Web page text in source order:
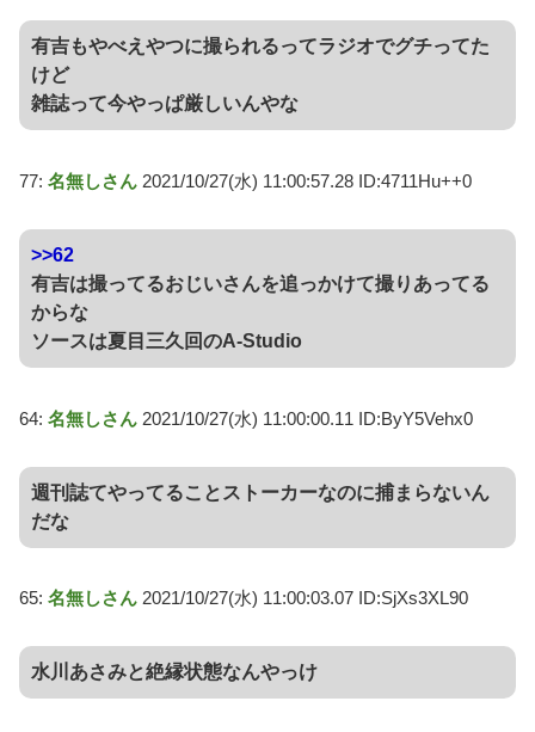
有吉もやべえやつに撮られるってラジオでグチってた
けど
雑誌って今やっぱ厳しいんやな
77: 名無しさん 2021/10/27(水) 11:00:57.28 ID:4711Hu++0
>>62
有吉は撮ってるおじいさんを追っかけて撮りあってる
からな
ソースは夏目三久回のA-Studio
64: 名無しさん 2021/10/27(水) 11:00:00.11 ID:ByY5Vehx0
週刊誌てやってることストーカーなのに捕まらないん
だな
65: 名無しさん 2021/10/27(水) 11:00:03.07 ID:SjXs3XL90
水川あさみと絶縁状態なんやっけ